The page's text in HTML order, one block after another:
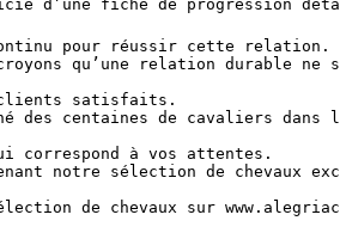
d’une fiche de progression
continu pour réussir cette relation.
qu’une relation durable
clients satisfaits.
des centaines de cavaliers
correspond à vos attentes.
notre sélection de
de chevaux sur